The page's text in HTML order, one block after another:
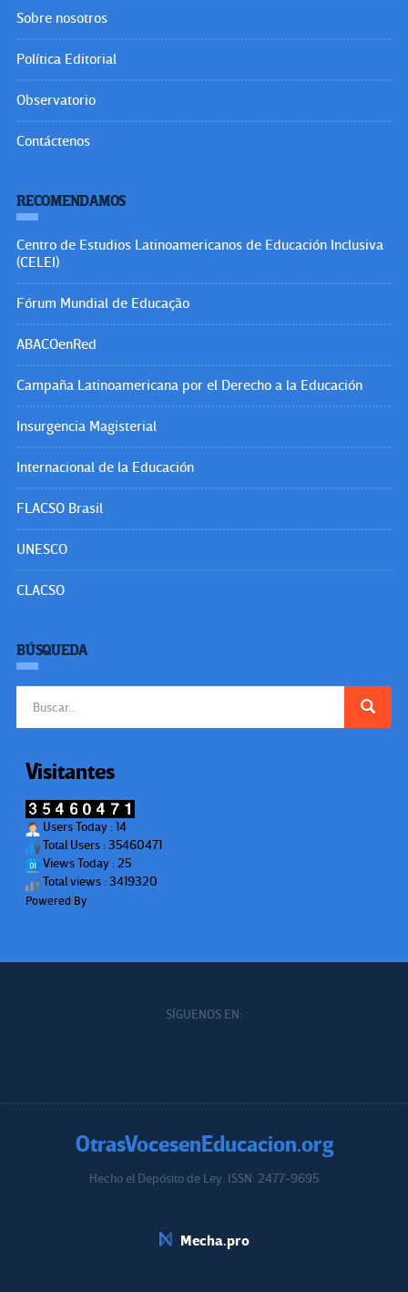
Sobre nosotros
Política Editorial
Observatorio
Contáctenos
RECOMENDAMOS
Centro de Estudios Latinoamericanos de Educación Inclusiva
(CELEI)
Fórum Mundial de Educação
ABACOenRed
Campaña Latinoamericana por el Derecho a la Educación
Insurgencia Magisterial
Internacional de la Educación
FLACSO Brasil
UNESCO
CLACSO
BÚSQUEDA
Visitantes
Users Today : 14
Total Users : 35460471
Views Today : 25
Total views : 3419320
Powered By
SÍGUENOS EN:
OtrasVocesenEducacion.org
Hecho el Depósito de Ley. ISSN: 2477-9695
Mecha.pro